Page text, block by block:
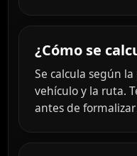
¿Cómo se
Se calcula según
vehículo y la ruta.
antes de